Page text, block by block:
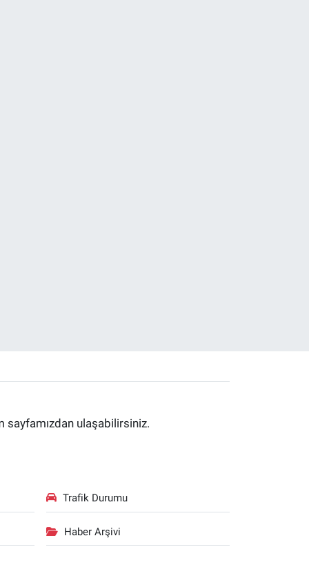
sayfamızdan ulaşabilirsiniz.
Trafik Durumu
Haber Arşivi